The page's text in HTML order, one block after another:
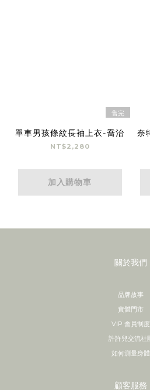
售完
單車男孩條紋長袖上衣-喬治
NT$2,280
加入購物車
奈
關於我們
品牌故事
實體門市
VIP 會員制度
許許兒交流社
如何測量身體
顧客服務